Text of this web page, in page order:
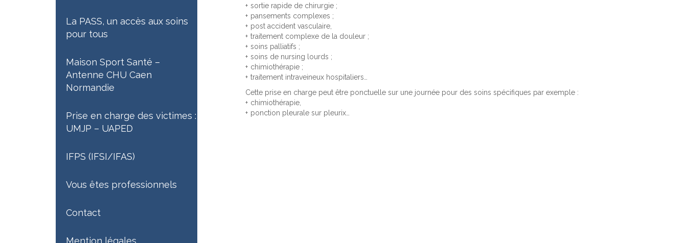
La PASS, un accès aux soins
pour tous
Maison Sport Santé –
Antenne CHU Caen
Normandie
Prise en charge des victimes :
UMJP – UAPED
IFPS (IFSI/IFAS)
Vous êtes professionnels
Contact
Mention légales
sortie rapide de chirurgie ;
pansements complexes ;
post accident vasculaire,
traitement complexe de la douleur ;
soins palliatifs ;
soins de nursing lourds ;
chimiothérapie ;
traitement intraveineux hospitaliers…
Cette prise en charge peut être ponctuelle sur une journée pour des soins spécifiques par exemple :
chimiothérapie,
ponction pleurale sur pleurix…